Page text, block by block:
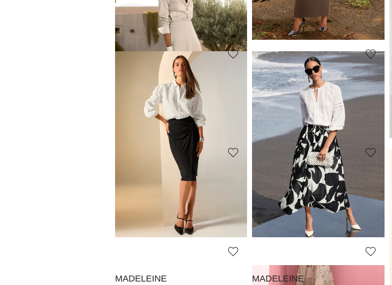
109,95 €209,95 €
Meilleur prix sous 30 jours**: 189,95 € (-42%)
89,95 €169,95 €
Meilleur prix sous 30 jours**: 104,95 € (-14%)
MADELEINE
149,95 €
Meilleur prix sous 30 jours**: 109,95 €
MADELEINE
Jupe
99,95 €179,95 €
Meilleur prix sous 30 jours**: 119,95 €
Jupe midi en satin fluide
+1 Coloris
Meilleur prix sous 30 jours**: 109,95 € (-18%)
MADELEINE
Jupe longue en satin à imprimé
109,95 €179,95 €
MADELEINE
MADELEINE